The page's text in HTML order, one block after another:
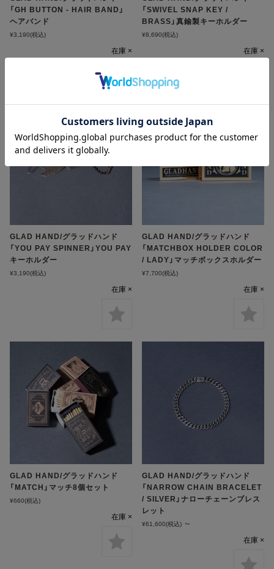
「GH BUTTON - HAIR BAND」
ヘアバンド
¥3,190(税込)
在庫 ×
「SWIVEL SNAP KEY /
BRASS」真鍮製キーホルダー
¥8,690(税込)
在庫 ×
GLAD HAND/グラッドハンド
「YOU PAY SPINNER」YOU PAY
キーホルダー
¥3,190(税込)
在庫 ×
GLAD HAND/グラッドハンド
「MATCHBOX HOLDER COLOR
/ LADY」マッチボックスホルダー
¥7,700(税込)
在庫 ×
GLAD HAND/グラッドハンド
「MATCH」マッチ8個セット
¥660(税込)
在庫 ×
GLAD HAND/グラッドハンド
「NARROW CHAIN BRACELET
/ SILVER」ナローチェーンブレス
レット
¥61,600(税込) ～
在庫 ×